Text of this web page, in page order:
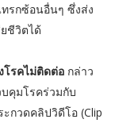
ทรกซ้อนอื่นๆ ซึ่งส่ง
ชีวิตได้
โรคไม่ติดต่อ กล่าว
คุมโรคร่วมกับ
กวดคลิปวิดีโอ (Clip